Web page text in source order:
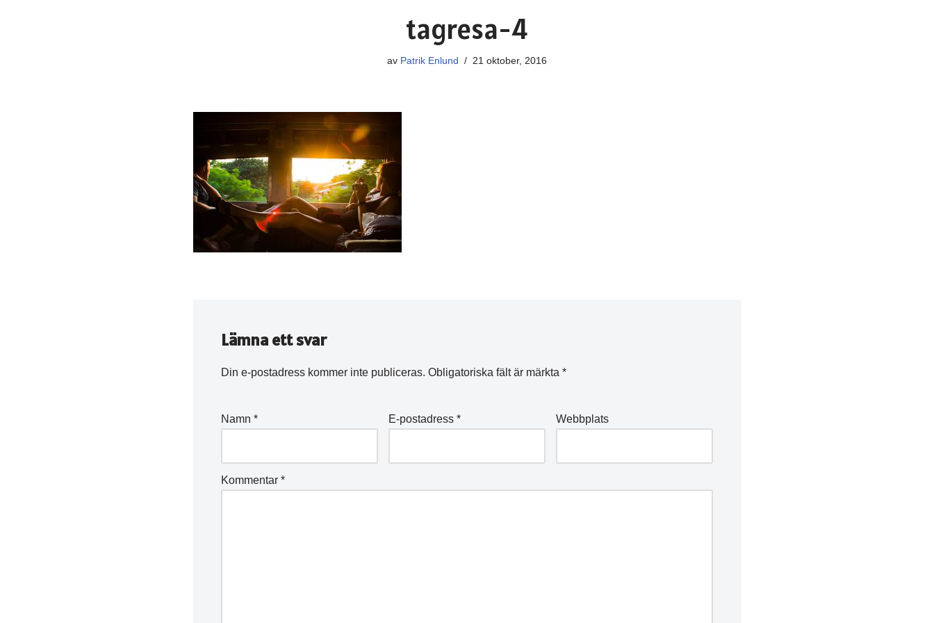
tagresa-4
av Patrik Enlund 21 oktober, 2016
Lämna ett svar
Din e-postadress kommer inte publiceras. Obligatoriska fält är märkta *
Namn * E-postadress * Webbplats
Kommentar *